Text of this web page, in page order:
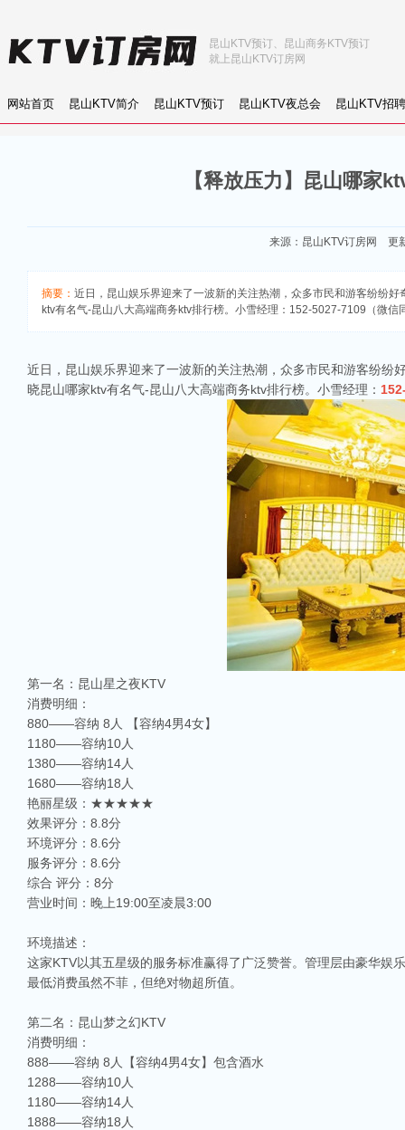
网站首页 昆山KTV简介 昆山KTV预订 昆山KTV夜总会 昆山KTV招聘
昆山KTV预订、昆山商务KTV预订
就上昆山KTV订房网
【释放压力】昆山哪家
来源： 昆山KTV订房网 更
摘要： 近日，昆山娱乐界迎来了一波新的关注热潮，众多市民和游客纷纷
ktv有名气-昆山八大高端商务ktv排行榜。小雪经理：152-5027-7109（微信
近日，昆山娱乐界迎来了一波新的关注热潮，众多市民和游客纷
晓昆山哪家ktv有名气-昆山八大高端商务ktv排行榜。小雪经理：
第一名：昆山星之夜KTV
消费明细：
880——容纳 8人 【容纳4男4女】
1180——容纳10人
1380——容纳14人
1680——容纳18人
艳丽星级：★★★★★
效果评分：8.8分
环境评分：8.6分
服务评分：8.6分
综合 评分：8分
营业时间：晚上19:00至凌晨3:00
环境描述：
这家KTV以其五星级的服务标准赢得了广泛赞誉。管理层由豪华娱
最低消费虽然不菲，但绝对物超所值。
第二名：昆山梦之幻KTV
消费明细：
888——容纳 8人【容纳4男4女】包含酒水
1288——容纳10人
1180——容纳14人
1888——容纳18人